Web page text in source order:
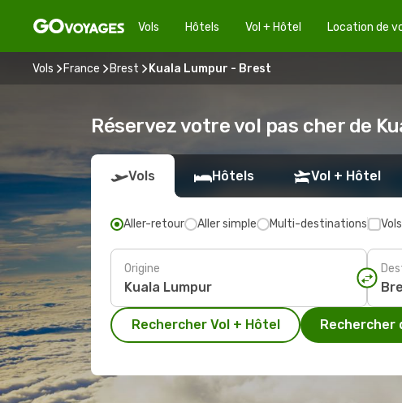
Vols Hôtels Vol + Hôtel Location de
Vols France Brest Kuala Lumpur - Brest
Réservez votre vol pas cher de
Vols Hôtels Vol + Hôtel
Aller-retour Aller simple Multi-destinations
Origine
Rechercher Vol + Hôtel Rechercher